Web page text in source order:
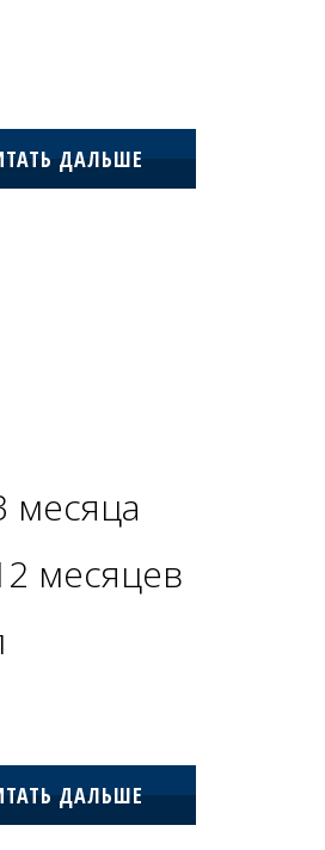
ДАЛЬШЕ
месяца
месяцев
ДАЛЬШЕ